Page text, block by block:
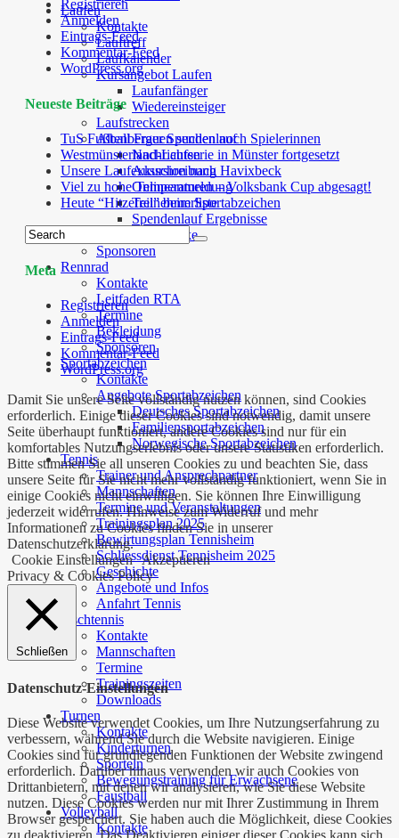
Laufen
Kontakte
Lauftreff
Laufkalender
Kursangebot Laufen
Laufanfänger
Wiedereinsteiger
Laufstrecken
Altenberger Spendenlauf
Nachrichten
Ausschreibung
Onlineanmeldung
Teilnehmerliste
Spendenlauf Ergebnisse
Laufstrecke
Sponsoren
Rennrad
Kontakte
Leitfaden RTA
Termine
Bekleidung
Sponsoren
Sportabzeichen
Kontakte
Angebote Sportabzeichen
Deutsches Sportabzeichen
Familiensportabzeichen
Norwegische Sportabzeichen
Tennis
Trainer und Ansprechpartner
Mannschaften
Termine und Veranstaltungen
Trainingsplan 2025
Bewirtungsplan Tennisheim
Schliessdienst Tennisheim 2025
Geschichte
Angebote und Infos
Anfahrt Tennis
Tischtennis
Kontakte
Mannschaften
Termine
Trainingszeiten
Downloads
Turnen
Kontakte
Kinderturnen
Sporteln
Bewegungstraining für Erwachsene
Faustball
Volleyball
Kontakte
Registrieren
Anmelden
Eintrags-Feed
Kommentar-Feed
WordPress.org
Neueste Beiträge
TuS Fußball Frauen suchen noch Spielerinnen
Westmünsterland-Laufserie in Münster fortgesetzt
Unsere Laufexkursion nach Havixbeck
Viel zu hohe Temperaturen – Volksbank Cup abgesagt!
Heute “Hitzefrei” beim Sportabzeichen
Meta
Registrieren
Anmelden
Eintrags-Feed
Kommentar-Feed
WordPress.org
Damit Sie unsere Seite vollständig nutzen können, sind Cookies
erforderlich. Einige dieser Cookies sind notwendig, damit unsere
Seite überhaupt funktioniert, andere Cookies sind nur für ein
komfortables Nutzungserlebnis oder unsere Statistiken erforderlich.
Bitte stimmen Sie all unseren Cookies zu und beachten Sie, dass
unsere Seite für Sie nicht mehr vollständig funktioniert, wenn Sie in
einige Cookies nicht einwilligen. Sie können Ihre Einwilligung
jederzeit widerrufen. Hinweise zum Widerruf und mehr
Informationen zu Cookies finden Sie in unserer
Datenschutzerklärung.
Cookie Einstellungen Akzeptieren
Privacy & Cookies Policy
Schließen
Datenschutz-Einstellungen
Diese Website verwendet Cookies, um Ihre Nutzungserfahrung zu
verbessern, während Sie durch die Website navigieren. Einige
Cookies sind für grundlegenden Funktionen der Website zwingend
erforderlich. Darüber hinaus verwenden wir auch Cookies von
Drittanbietern, mit denen wir analysieren, wie Sie diese Website
nutzen. Diese Cookies werden nur mit Ihrer Zustimmung in Ihrem
Browser gespeichert. Sie haben auch die Möglichkeit, diese Cookies
zu deaktivieren. Das Deaktivieren einiger dieser Cookies kann sich